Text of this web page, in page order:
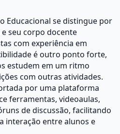
Educacional se distingue por
seu corpo docente
com experiência em
é outro ponto forte,
estudem em um ritmo
com outras atividades.
por uma plataforma
ferramentas, videoaulas,
de discussão, facilitando
interação entre alunos e